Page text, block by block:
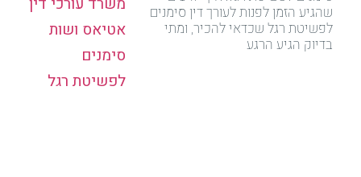
שהגיע הזמן לפנות לעורך דין סימנים
לפשיטת רגל שכדאי להכיר, ומתי
בדיוק הגיע הרגע